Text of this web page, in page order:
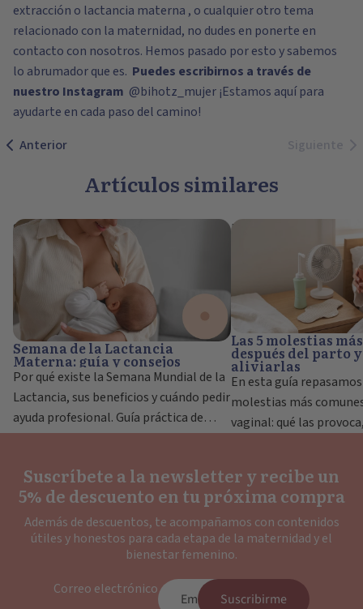
extracción o lactancia materna , o cualquier otro tema
relacionado con la maternidad, no dudes en ponerte en
contacto con nosotros. Hemos pasado por esto y sabemos
lo abrumador que es. Puedes escribirnos a través de
nuestro Instagram @bihotz_mujer ¡Estamos aquí para
ayudarte en cada paso del camino!
Anterior
Siguiente
Artículos similares
Semana de la Lactancia Materna: guía y
consejos
Semana de la Lactancia
Materna: guía y consejos
Por qué existe la Semana Mundial de la
Lactancia, sus beneficios y cuándo pedir
ayuda profesional. Guía práctica de
Bihotzcare.
Las 5 molestias más
del parto y cómo
Las 5 molestias
después del parto
aliviarlas
En esta guía
molestias más
vaginal: qué las
Suscríbete a la newsletter y recibe un
5% de descuento en tu próxima compra
Además de descuentos, te acompañamos con contenidos
útiles y honestos para cada etapa de la maternidad y el
bienestar femenino.
Correo electrónico
Suscribirme